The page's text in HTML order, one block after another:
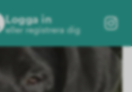
Logga in
eller registrera dig